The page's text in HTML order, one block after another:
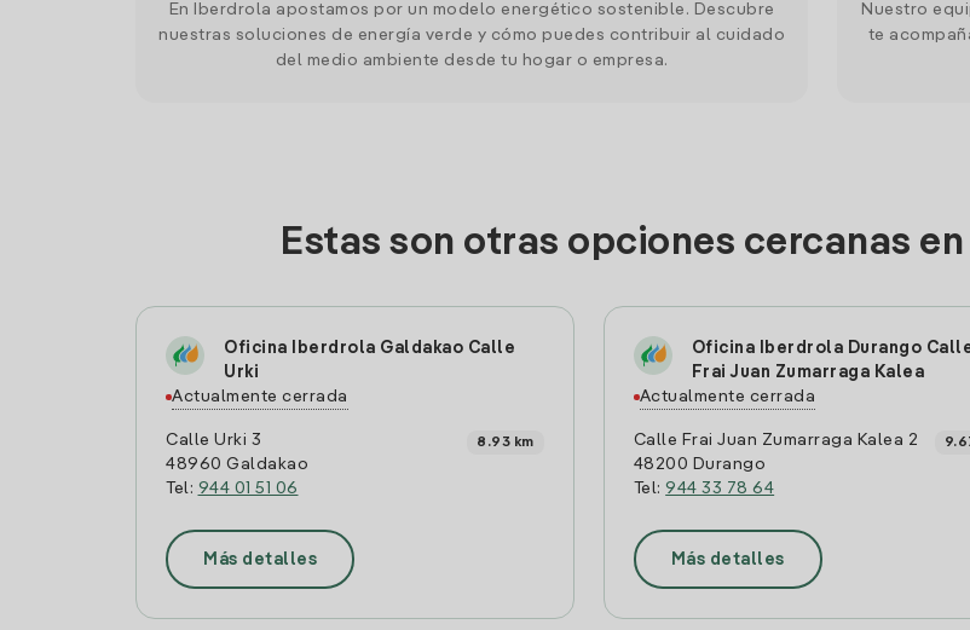
En Iberdrola apostamos por un modelo energético sostenible. Descubre
nuestras soluciones de energía verde y cómo puedes contribuir al cuidado
del medio ambiente desde tu hogar o empresa.
Nuestro
te
Estas son otras opciones cercanas
Oficina Iberdrola Galdakao Calle
Urki
Actualmente cerrada
Calle Urki 3
48960 Galdakao
Tel: 944 01 51 06
8.93 km
Más detalles
Oficina Iberdrola Durango
Frai Juan Zumarraga Kalea
Actualmente cerrada
Calle Frai Juan Zumarraga Kalea 2
48200 Durango
Tel:944 33 78 64
Más detalles